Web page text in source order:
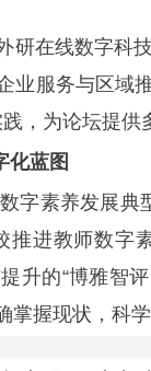
在线数字科
服务与区域
，为论坛提供
化蓝图
素养发展典
进教师数字
升的“博雅智
握现状，科学